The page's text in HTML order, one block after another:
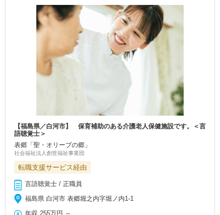
【福島県／白河市】 保育補助のある介護老人保健施設です。＜言
語聴覚士＞
表郷「聖・オリーブの郷」
社会福祉法人創世福祉事業団
転職支援サービス経由
言語聴覚士 / 正職員
福島県 白河市 表郷堀之内字堀ノ内1-1
年収 255万円 ～